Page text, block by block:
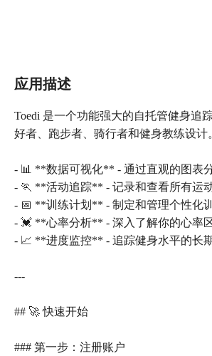
应用描述
Toedi 是一个功能强大的自托管健身追
好者、跑步者、骑行者和健身教练设计
- 📊 **数据可视化** - 通过直观的图表
- 🏃 **活动追踪** - 记录和查看所有运
- 📅 **训练计划** - 制定和管理个性化
- 💓 **心率分析** - 深入了解你的心率
- 📈 **进度监控** - 追踪健身水平的长
---
## 🚀 快速开始
### 第一步：注册账户